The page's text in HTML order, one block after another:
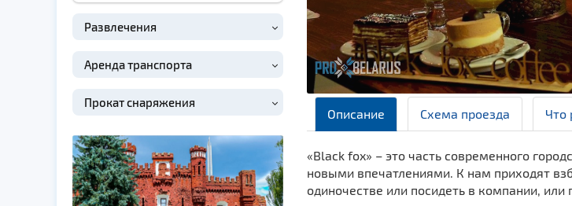
Развлечения
Аренда транспорта
Прокат снаряжения
Описание Схема проезда Что
«Black fox» – это часть современного
новыми впечатлениями. К нам приходят
одиночестве или посидеть в компании,